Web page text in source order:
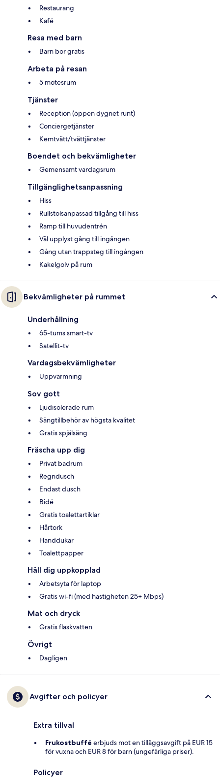
Restaurang
Kafé
Resa med barn
Barn bor gratis
Arbeta på resan
5 mötesrum
Tjänster
Reception (öppen dygnet runt)
Conciergetjänster
Kemtvätt/tvättjänster
Boendet och bekvämligheter
Gemensamt vardagsrum
Tillgänglighetsanpassning
Hiss
Rullstolsanpassad tillgång till hiss
Ramp till huvudentrén
Väl upplyst gång till ingången
Gång utan trappsteg till ingången
Kakelgolv på rum
Bekvämligheter på rummet
Underhållning
65-tums smart-tv
Satellit-tv
Vardagsbekvämligheter
Uppvärmning
Sov gott
Ljudisolerade rum
Sängtillbehör av högsta kvalitet
Gratis spjälsäng
Fräscha upp dig
Privat badrum
Regndusch
Endast dusch
Bidé
Gratis toalettartiklar
Hårtork
Handdukar
Toalettpapper
Håll dig uppkopplad
Arbetsyta för laptop
Gratis wi-fi (med hastigheten 25+ Mbps)
Mat och dryck
Gratis flaskvatten
Övrigt
Dagligen
Avgifter och policyer
Extra tillval
Frukostbuffé erbjuds mot en tilläggsavgift på EUR 15
för vuxna och EUR 8 för barn (ungefärliga priser).
Policyer